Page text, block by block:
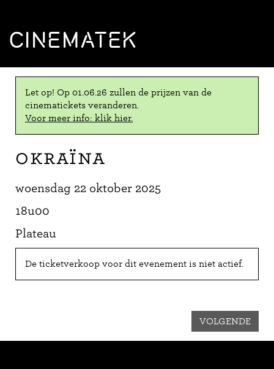
CINEMATEK
Let op! Op 01.06.26 zullen de prijzen van de
cinematickets veranderen.
Voor meer info: klik hier.
Okraïna
woensdag 22 oktober 2025
18u00
Plateau
De ticketverkoop voor dit evenement is niet actief.
VOLGENDE